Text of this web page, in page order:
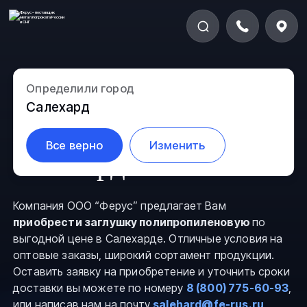
Определили город
Салехард
Все верно Изменить
Заглушка
полипропиленовая в
Салехарде
Компания ООО “Ферус” предлагает Вам
приобрести заглушку полипропиленовуюпо
выгодной цене в Салехарде. Отличные условия на
оптовые заказы, широкий сортамент продукции.
Оставить заявку на приобретение и уточнить сроки
доставки вы можете по номеру 8 (800) 775-60-93,